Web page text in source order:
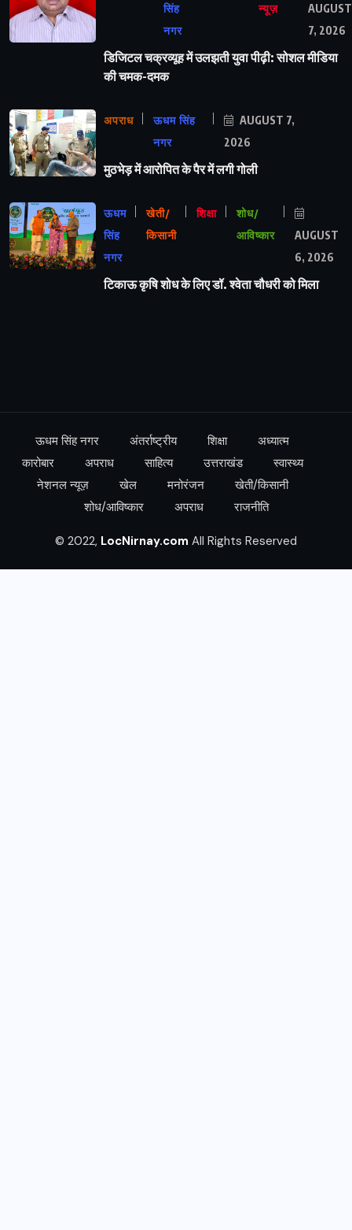
सिंह
नगर
न्यूज़
AUGUST
7, 2026
डिजिटल चक्रव्यूह में उलझती युवा पीढ़ी: सोशल मीडिया
की चमक-दमक
अपराध
ऊधम सिंह
नगर
AUGUST 7,
2026
मुठभेड़ में आरोपित के पैर में लगी गोली
ऊधम
सिंह
नगर
खेती/
किसानी
शिक्षा
शोध/
आविष्कार
AUGUST
6, 2026
टिकाऊ कृषि शोध के लिए डॉ. श्वेता चौधरी को मिला
ऊधम सिंह नगर अंतर्राष्ट्रीय शिक्षा
अध्यात्म
कारोबार
अपराध साहित्य उत्तराखंड
स्वास्थ्य
नेशनल न्यूज़
खेल मनोरंजन
खेती/किसानी
शोध/आविष्कार
अपराध राजनीति
© 2022, LocNirnay.com All Rights Reserved